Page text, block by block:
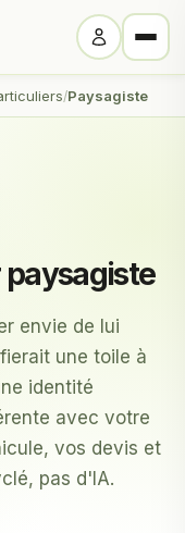
Paysagiste
paysagiste
envie de lui
une toile à
identité
avec votre
vos devis et
pas d'IA.